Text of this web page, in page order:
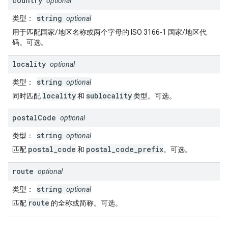
类型 ： string optional
用于匹配国家/地区名称或两个字母的 ISO 3166-1 国家/地区代
码。可选。
locality optional
类型 ： string optional
同时匹配 locality和 sublocality类型。可选。
postalCode optional
类型 ： string optional
匹配 postal_code 和 postal_code_prefix。可选。
route optional
类型 ： string optional
匹配 route 的全称或简称。可选。